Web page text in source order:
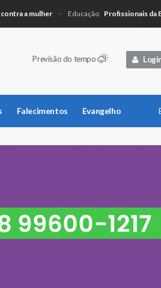
a mulher Educação Profissionais da
Previsão do tempo
Falecimentos Evangelho